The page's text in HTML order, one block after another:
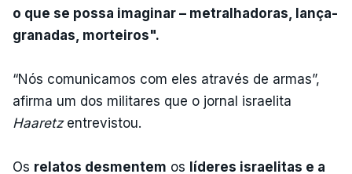
o que se possa imaginar – metralhadoras, lança-
granadas, morteiros".
“Nós comunicamos com eles através de armas”,
afirma um dos militares que o jornal israelita
Haaretzentrevistou.
Os relatos desmentem os líderes israelitas e a